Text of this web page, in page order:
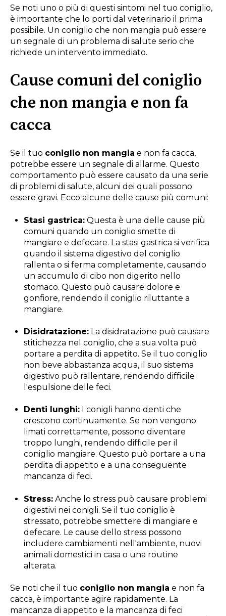
Se noti uno o più di questi sintomi nel tuo coniglio,
è importante che lo porti dal veterinario il prima
possibile. Un coniglio che non mangia può essere
un segnale di un problema di salute serio che
richiede un intervento immediato.
Cause comuni del coniglio
che non mangia e non fa
cacca
Se il tuo coniglio non mangia e non fa cacca,
potrebbe essere un segnale di allarme. Questo
comportamento può essere causato da una serie
di problemi di salute, alcuni dei quali possono
essere gravi. Ecco alcune delle cause più comuni:
Stasi gastrica: Questa è una delle cause più
comuni quando un coniglio smette di
mangiare e defecare. La stasi gastrica si verifica
quando il sistema digestivo del coniglio
rallenta o si ferma completamente, causando
un accumulo di cibo non digerito nello
stomaco. Questo può causare dolore e
gonfiore, rendendo il coniglio riluttante a
mangiare.
Disidratazione: La disidratazione può causare
stitichezza nel coniglio, che a sua volta può
portare a perdita di appetito. Se il tuo coniglio
non beve abbastanza acqua, il suo sistema
digestivo può rallentare, rendendo difficile
l'espulsione delle feci.
Denti lunghi: I conigli hanno denti che
crescono continuamente. Se non vengono
limati correttamente, possono diventare
troppo lunghi, rendendo difficile per il
coniglio mangiare. Questo può portare a una
perdita di appetito e a una conseguente
mancanza di feci.
Stress: Anche lo stress può causare problemi
digestivi nei conigli. Se il tuo coniglio è
stressato, potrebbe smettere di mangiare e
defecare. Le cause dello stress possono
includere cambiamenti nell'ambiente, nuovi
animali domestici in casa o una routine
alterata.
Se noti che il tuo coniglio non mangia e non fa
cacca, è importante agire rapidamente. La
mancanza di appetito e la mancanza di feci